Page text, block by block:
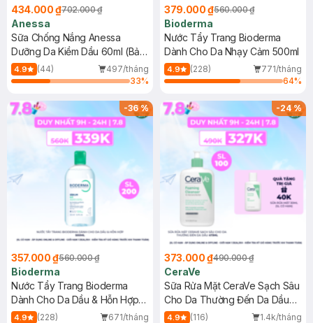
434.000 ₫702.000 ₫
Anessa
Sữa Chống Nắng Anessa
Dưỡng Da Kiềm Dầu 60ml (Bản
Mới)
4.9 (44)
497/tháng
33%
379.000 ₫560.000 ₫
Bioderma
Nước Tẩy Trang Bioderma
Dành Cho Da Nhạy Cảm 500ml
4.9 (228)
771/tháng
64%
-36%
357.000 ₫560.000 ₫
Bioderma
Nước Tẩy Trang Bioderma
Dành Cho Da Dầu & Hỗn Hợp
500ml
4.9 (228)
671/tháng
-24%
373.000 ₫490.000 ₫
CeraVe
Sữa Rửa Mặt CeraVe Sạch Sâu
Cho Da Thường Đến Da Dầu
473ml
4.9 (116)
1.4k/tháng